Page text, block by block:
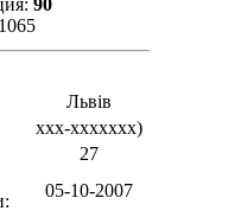
90
1065
Львів
xxx-xxxxxxx)
27
05-10-2007